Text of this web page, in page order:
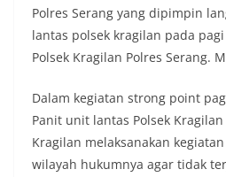
Polres Serang yang dipimpin
lantas polsek kragilan pada
Polsek Kragilan Polres Serang.
Dalam kegiatan strong point
Panit unit lantas Polsek
Kragilan melaksanakan
wilayah hukumnya agar tidak